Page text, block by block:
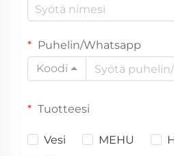
Puhelin/Whatsapp
Koodi
Tuotteesi
Vesi MEHU